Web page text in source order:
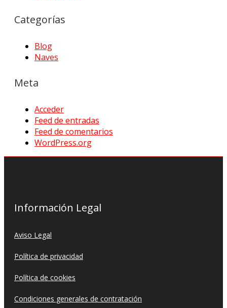
Categorías
Blog
Naves
Meta
Acceder
Feed de entradas
Feed de comentarios
WordPress.org
Información Legal
Aviso Legal
Política de privacidad
Política de cookies
Condiciones generales de contratación